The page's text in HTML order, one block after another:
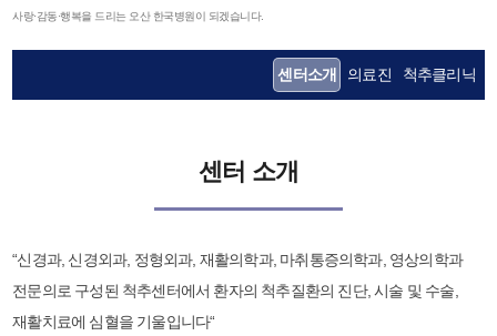
사랑·감동·행복을 드리는 오산 한국병원이 되겠습니다.
센터소개 의료진 척추클리닉
센터 소개
“신경과, 신경외과, 정형외과, 재활의학과, 마취통증의학과, 영상의학과
전문의로 구성된 척추센터에서 환자의 척추질환의 진단, 시술 및 수술,
재활치료에 심혈을 기울입니다“